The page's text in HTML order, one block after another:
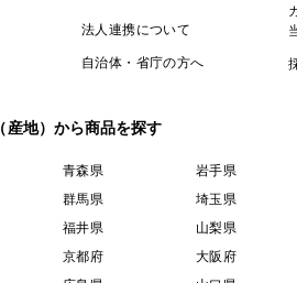
法人連携について
自治体・省庁の方へ
産地）から商品を探す
青森県 岩手県
群馬県 埼玉県
福井県 山梨県
京都府 大阪府